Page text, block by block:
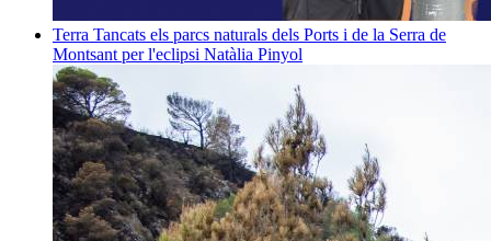
Terra Tancats els parcs naturals dels Ports i de la Serra de
Montsant per l'eclipsi Natàlia Pinyol